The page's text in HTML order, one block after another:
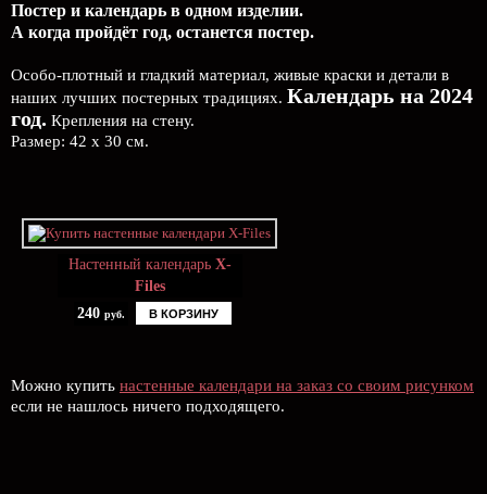
Постер и календарь в одном изделии.
А когда пройдёт год, останется постер.
Особо-плотный и гладкий материал, живые краски и детали в
наших лучших постерных традициях. Календарь на 2024
год. Крепления на стену.
Размер: 42 х 30 см.
Настенный календарь X-
Files
240 руб. В КОРЗИНУ
Можно купить настенные календари на заказ со своим рисунком
если не нашлось ничего подходящего.